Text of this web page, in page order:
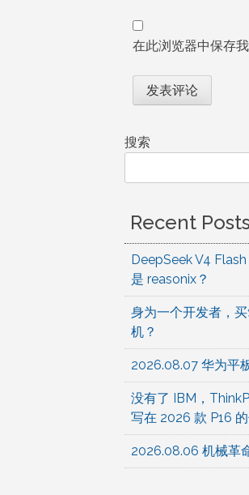
在此浏览器中保存
搜索
Recent Posts
DeepSeek V4
是 reasonix？
身为一个开发者，
机？
2026.08.07 华为平
没有了 IBM，
写在 2026 款 P16
2026.08.06 机械革